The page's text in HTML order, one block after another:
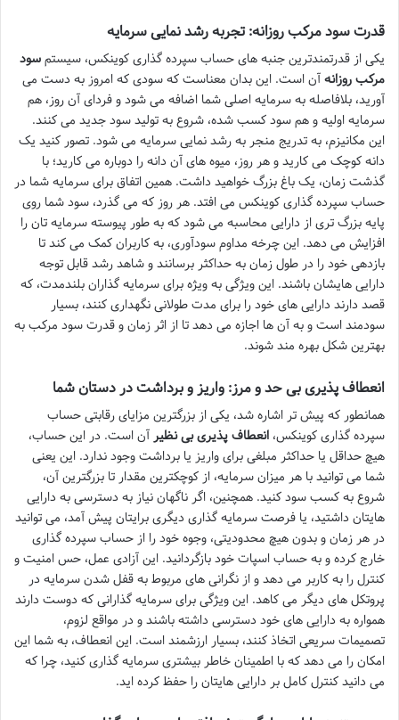
قدرت سود مرکب روزانه: تجربه رشد نمایی سرمایه
یکی از قدرتمندترین جنبه های حساب سپرده گذاری کوینکس، سیستمسود
مرکب روزانهآن است. این بدان معناست که سودی که امروز به دست می
آورید، بلافاصله به سرمایه اصلی شما اضافه می شود و فردای آن روز، هم
سرمایه اولیه و هم سود کسب شده، شروع به تولید سود جدید می کنند.
این مکانیزم، به تدریج منجر به رشد نمایی سرمایه می شود. تصور کنید یک
دانه کوچک می کارید و هر روز، میوه های آن دانه را دوباره می کارید؛ با
گذشت زمان، یک باغ بزرگ خواهید داشت. همین اتفاق برای سرمایه شما در
حساب سپرده گذاری کوینکس می افتد. هر روز که می گذرد، سود شما روی
پایه بزرگ تری از دارایی محاسبه می شود که به طور پیوسته سرمایه تان را
افزایش می دهد. این چرخه مداوم سودآوری، به کاربران کمک می کند تا
بازدهی خود را در طول زمان به حداکثر برسانند و شاهد رشد قابل توجه
دارایی هایشان باشند. این ویژگی به ویژه برای سرمایه گذاران بلندمدت، که
قصد دارند دارایی های خود را برای مدت طولانی نگهداری کنند، بسیار
سودمند است و به آن ها اجازه می دهد تا از اثر زمان و قدرت سود مرکب به
بهترین شکل بهره مند شوند.
انعطاف پذیری بی حد و مرز: واریز و برداشت در دستان شما
همانطور که پیش تر اشاره شد، یکی از بزرگترین مزایای رقابتی حساب
سپرده گذاری کوینکس، انعطاف پذیری بی نظیر آن است. در این حساب،
هیچ حداقل یا حداکثر مبلغی برای واریز یا برداشت وجود ندارد. این یعنی
شما می توانید با هر میزان سرمایه، از کوچکترین مقدار تا بزرگترین آن،
شروع به کسب سود کنید. همچنین، اگر ناگهان نیاز به دسترسی به دارایی
هایتان داشتید، یا فرصت سرمایه گذاری دیگری برایتان پیش آمد، می توانید
در هر زمان و بدون هیچ محدودیتی، وجوه خود را از حساب سپرده گذاری
خارج کرده و به حساب اسپات خود بازگردانید. این آزادی عمل، حس امنیت و
کنترل را به کاربر می دهد و از نگرانی های مربوط به قفل شدن سرمایه در
پروتکل های دیگر می کاهد. این ویژگی برای سرمایه گذارانی که دوست دارند
همواره به دارایی های خود دسترسی داشته باشند و در مواقع لزوم،
تصمیمات سریعی اتخاذ کنند، بسیار ارزشمند است. این انعطاف، به شما این
امکان را می دهد که با اطمینان خاطر بیشتری سرمایه گذاری کنید، چرا که
می دانید کنترل کامل بر دارایی هایتان را حفظ کرده اید.